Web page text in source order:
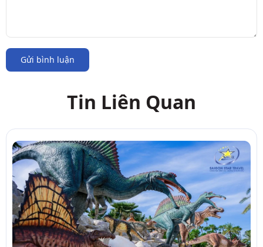
Gửi bình luận
Tin Liên Quan